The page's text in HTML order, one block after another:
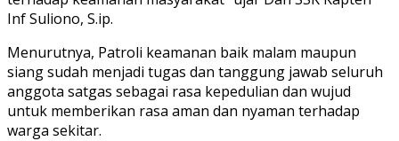
Inf Suliono, S.ip.
Menurutnya, Patroli keamanan baik malam maupun
siang sudah menjadi tugas dan tanggung jawab seluruh
anggota satgas sebagai rasa kepedulian dan wujud
untuk memberikan rasa aman dan nyaman terhadap
warga sekitar.